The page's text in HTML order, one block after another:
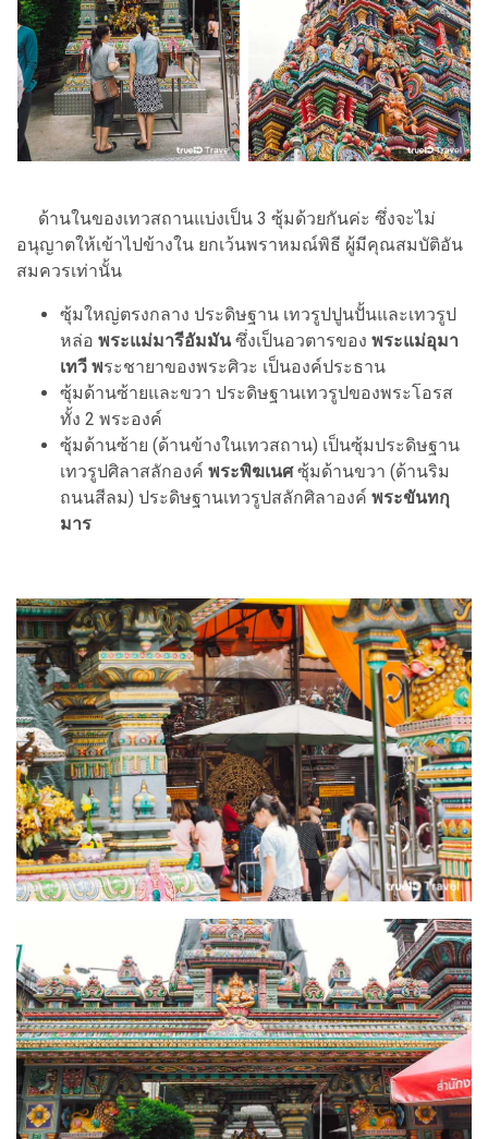
ด้านในของเทวสถานแบ่งเป็น 3 ซุ้มด้วยกันค่ะ ซึ่งจะไม่
อนุญาตให้เข้าไปข้างใน ยกเว้นพราหมณ์พิธี ผู้มีคุณสมบัติอัน
สมควรเท่านั้น
ซุ้มใหญ่ตรงกลาง ประดิษฐาน เทวรูปปูนปั้นและเทวรูป
หล่อ พระแม่มารีอัมมันซึ่งเป็นอวตารของ พระแม่อุมา
เทวี พระชายาของพระศิวะ เป็นองค์ประธาน
ซุ้มด้านซ้ายและขวา ประดิษฐานเทวรูปของพระโอรส
ทั้ง 2 พระองค์
ซุ้มด้านซ้าย (ด้านข้างในเทวสถาน) เป็นซุ้มประดิษฐาน
เทวรูปศิลาสลักองค์ พระพิฆเนศซุ้มด้านขวา (ด้านริม
ถนนสีลม) ประดิษฐานเทวรูปสลักศิลาองค์ พระขันทกุ
มาร